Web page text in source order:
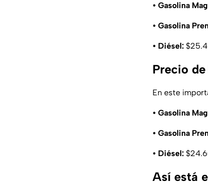
• Gasolina
• Gasolina
• Diésel:
Precio
En este
• Gasolina
• Gasolina
• Diésel:
Así está